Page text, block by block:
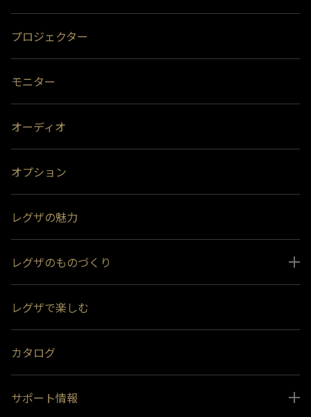
プロジェクター
モニター
オーディオ
オプション
レグザの魅力
レグザのものづくり
スペシャルコンテンツ
受賞履歴
レグザで楽しむ
カタログ
サポート情報